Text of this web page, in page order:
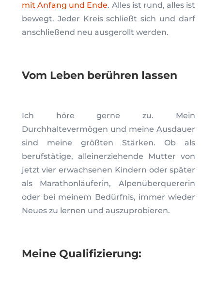
mit Anfang und Ende. Alles ist rund, alles ist
bewegt. Jeder Kreis schließt sich und darf
anschließend neu ausgerollt werden.
Vom Leben berühren lassen
Ich höre gerne zu. Mein
Durchhaltevermögen und meine Ausdauer
sind meine größten Stärken. Ob als
berufstätige, alleinerziehende Mutter von
jetzt vier erwachsenen Kindern oder später
als Marathonläuferin, Alpenüberquererin
oder bei meinem Bedürfnis, immer wieder
Neues zu lernen und auszuprobieren.
Meine Qualifizierung: